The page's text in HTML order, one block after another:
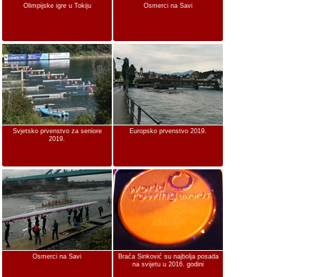
Olimpijske igre u Tokiju Osmerci na Savi
Svjetsko prvenstvo za seniore
2019.
Europsko prvenstvo 2019.
Osmerci na Savi
Braća Sinković su najbolja posada
na svijetu u 2016. godini